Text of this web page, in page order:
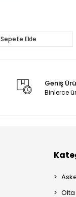
Sepete Ekle
Geniş
Binlerce
Olta